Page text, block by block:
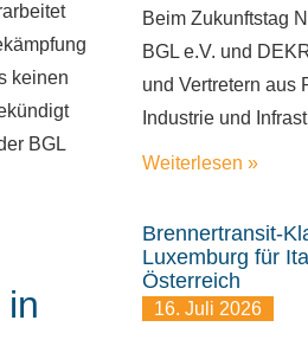
keinen
BGL
Beim Zukunftstag
BGL e.V. und
und Vertretern aus
Industrie und
Weiterlesen »
Brennertransit-
Luxemburg für
Österreich
16. Juli 2026